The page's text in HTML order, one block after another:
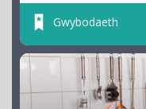
Gwybodaeth